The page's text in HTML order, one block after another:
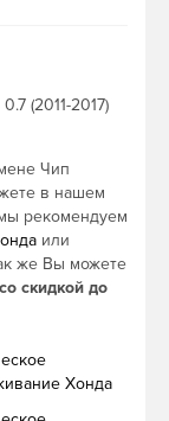
(2011-2017)
Чип
в нашем
рекомендуем
или
же Вы можете
со скидкой до
Хонда